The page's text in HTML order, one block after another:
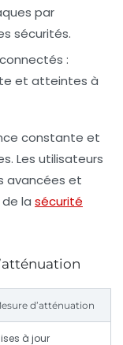
par
sécurités.
:
et atteintes à
constante et
Les utilisateurs
avancées et
la sécurité
d’atténuation
à jour